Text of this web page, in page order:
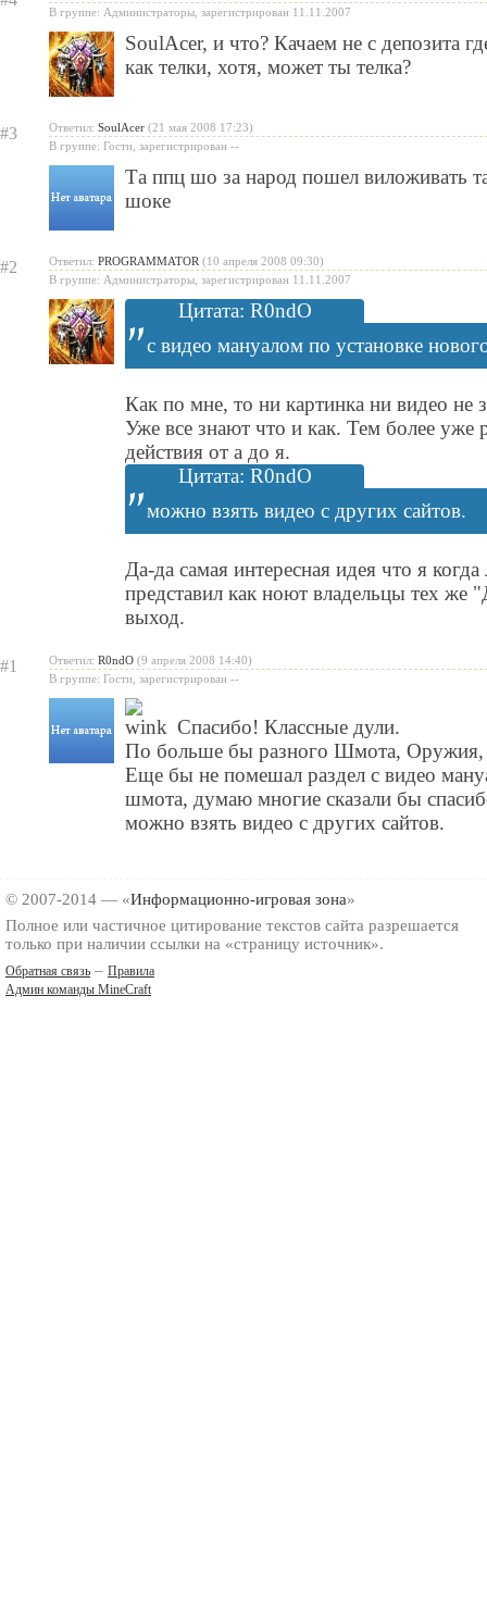
В группе: Администраторы, зарегистрирован 11.11.2007
SoulAcer, и что? Качаем не с депозита
как телки, хотя, может ты телка?
#3 Ответил: SoulAcer (21 мая 2008 17:23)
В группе: Гости, зарегистрирован --
Та ппц шо за народ пошел виложивать
шоке
#2 Ответил: PROGRAMMATOR (10 апреля 2008 09:30)
В группе: Администраторы, зарегистрирован 11.11.2007
Цитата: R0ndO
с видео мануалом по установке
Как по мне, то ни картинка ни видео не
Уже все знают что и как. Тем более уже
действия от а до я.
Цитата: R0ndO
можно взять видео с других сайтов.
Да-да самая интересная идея что я
представил как ноют владельцы тех же
выход.
#1 Ответил: R0ndO (9 апреля 2008 14:40)
В группе: Гости, зарегистрирован --
Спасибо! Классные дули.
По больше бы разного Шмота, Оружия,
Еще бы не помешал раздел с видео
шмота, думаю многие сказали бы
можно взять видео с других сайтов.
© 2007-2014 — «Информационно-игровая зона»
Полное или частичное цитирование текстов сайта разрешается
только при наличии ссылки на «страницу источник».
Обратная связь – Правила
Админ команды MineCraft